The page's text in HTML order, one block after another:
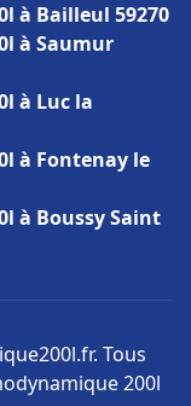
à Bailleul 59270
à Saumur
à Luc la
à Fontenay le
à Boussy Saint
Tous
200l